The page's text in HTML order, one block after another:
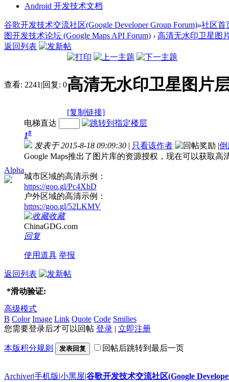
Android 开发技术文档
谷歌开发技术交流社区(Google Developer Group Forum)»社区首
图开发技术论坛 (Google Maps API Forum) › 高清无水印卫星图
返回列表
查看: 2241 |回复: 0高清无水印卫星图片
[复制链接]
Alpha
电梯直达
1#
发表于 2015-8-18 09:09:30 | 只看该作者 |倒
Google Maps推出了图片库的资源授权，现在可以获取
城市区域的高清示例：
https://goo.gl/Pc4XbD
户外区域的高清示例：
https://goo.gl/52LKMV
收藏
ChinaGDG.com
回复
使用道具 举报
返回列表
*滑动验证:
高级模式
B Color Image Link Quote Code Smilies
您需要登录后才可以回帖 登录 | 立即注册
本版积分规则 发表回复 回帖后跳转到最后一页
Archiver|手机版|小黑屋|谷歌开发技术交流社区(Google